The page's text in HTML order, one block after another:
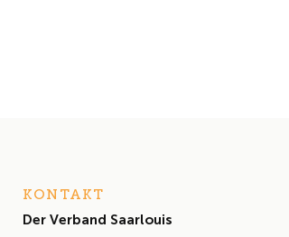
KONTAKT
Der Verband Saarlouis